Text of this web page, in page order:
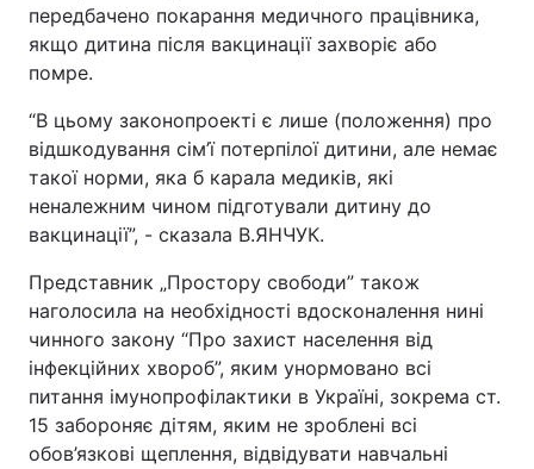
передбачено покарання медичного працівника,
якщо дитина після вакцинації захворіє або
помре.
“В цьому законопроекті є лише (положення) про
відшкодування сім’ї потерпілої дитини, але немає
такої норми, яка б карала медиків, які
неналежним чином підготували дитину до
вакцинації”, - сказала В.ЯНЧУК.
Представник „Простору свободи” також
наголосила на необхідності вдосконалення нині
чинного закону “Про захист населення від
інфекційних хвороб”, яким унормовано всі
питання імунопрофілактики в Україні, зокрема ст.
15 забороняє дітям, яким не зроблені всі
обов’язкові щеплення, відвідувати навчальні